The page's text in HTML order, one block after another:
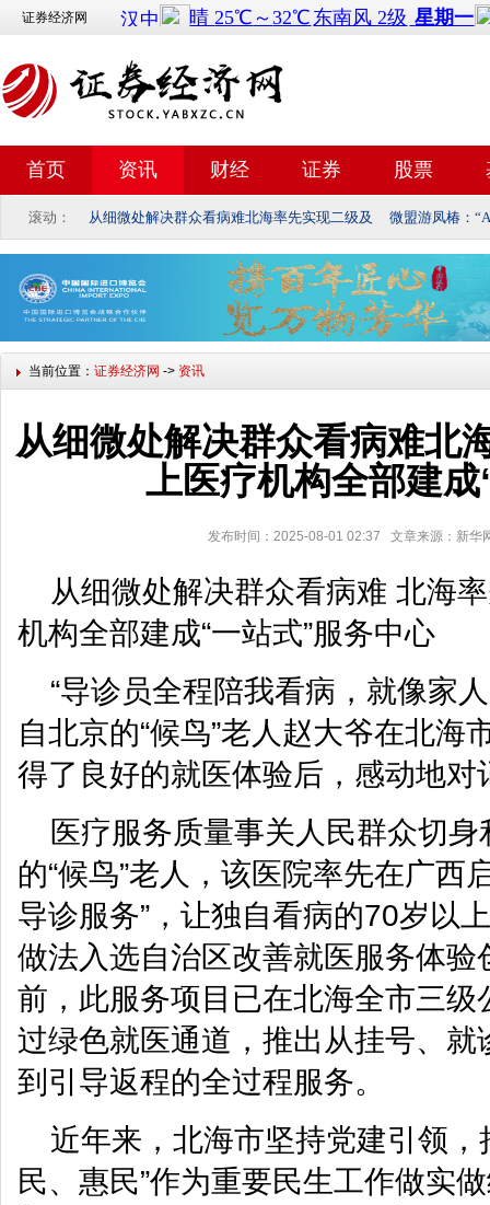
证券经济网
首页 资讯 财经 证券 股票
滚动： 从细微处解决群众看病难北海率先实现二级及 微盟游凤椿：
当前位置： 证券经济网 -> 资讯
从细微处解决群众看病难北
上医疗机构全部建成
发布时间：2025-08-01 02:37 文章来源：新
从细微处解决群众看病难 北海
机构全部建成“一站式”服务中心
“导诊员全程陪我看病，就像家
自北京的“候鸟”老人赵大爷在北海
得了良好的就医体验后，感动地对
医疗服务质量事关人民群众切
的“候鸟”老人，该医院率先在广西
导诊服务”，让独自看病的70岁以
做法入选自治区改善就医服务体
前，此服务项目已在北海全市三
过绿色就医通道，推出从挂号、
到引导返程的全过程服务。
近年来，北海市坚持党建引领，
民、惠民”作为重要民生工作做实